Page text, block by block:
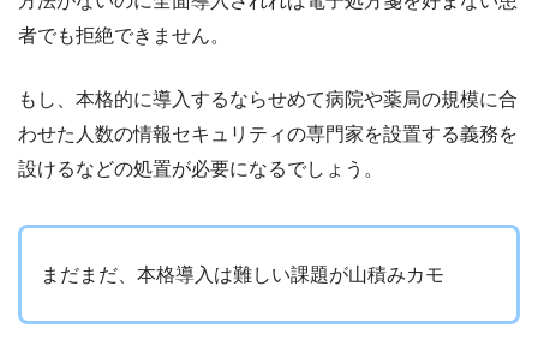
者でも拒絶できません。
もし、本格的に導入するならせめて病院や薬局の規模に合
わせた人数の情報セキュリティの専門家を設置する義務を
設けるなどの処置が必要になるでしょう。
まだまだ、本格導入は難しい課題が山積みカモ